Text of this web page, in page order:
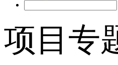
项目专